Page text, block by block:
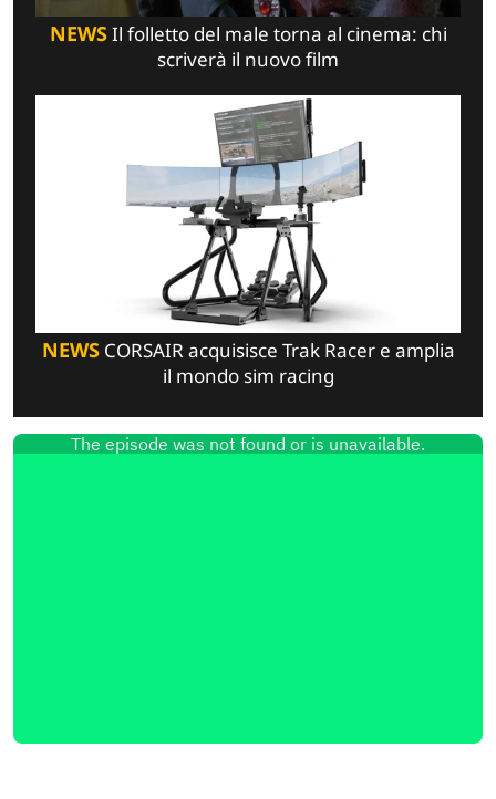
NEWSIl folletto del male torna al cinema: chi
scriverà il nuovo film
NEWSCORSAIR acquisisce Trak Racer e amplia
il mondo sim racing